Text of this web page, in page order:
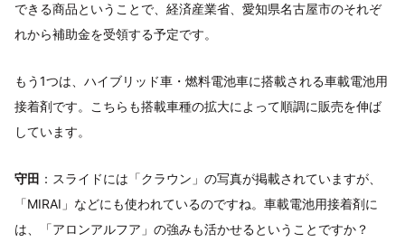
できる商品ということで、経済産業省、愛知県名古屋市のそれぞ
れから補助金を受領する予定です。
もう1つは、ハイブリッド車・燃料電池車に搭載される車載電池用
接着剤です。こちらも搭載車種の拡大によって順調に販売を伸ば
しています。
守田 ：スライドには「クラウン」の写真が掲載されていますが、
「MIRAI」などにも使われているのですね。車載電池用接着剤に
は、「アロンアルフア」の強みも活かせるということですか？